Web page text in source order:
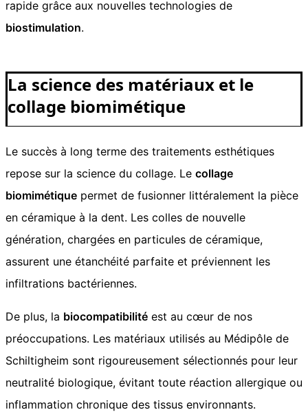
rapide grâce aux nouvelles technologies de
biostimulation.
La science des matériaux et le
collage biomimétique
Le succès à long terme des traitements esthétiques
repose sur la science du collage. Le collage
biomimétique permet de fusionner littéralement la pièce
en céramique à la dent. Les colles de nouvelle
génération, chargées en particules de céramique,
assurent une étanchéité parfaite et préviennent les
infiltrations bactériennes.
De plus, la biocompatibilité est au cœur de nos
préoccupations. Les matériaux utilisés au Médipôle de
Schiltigheim sont rigoureusement sélectionnés pour leur
neutralité biologique, évitant toute réaction allergique ou
inflammation chronique des tissus environnants.